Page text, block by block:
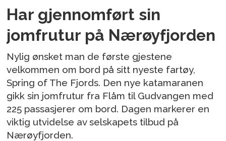
Har gjennomført sin
jomfrutur på Nærøyfjorden
Nylig ønsket man de første gjestene
velkommen om bord på sitt nyeste fartøy,
Spring of The Fjords. Den nye katamaranen
gikk sin jomfrutur fra Flåm til Gudvangen med
225 passasjerer om bord. Dagen markerer en
viktig utvidelse av selskapets tilbud på
Nærøyfjorden.